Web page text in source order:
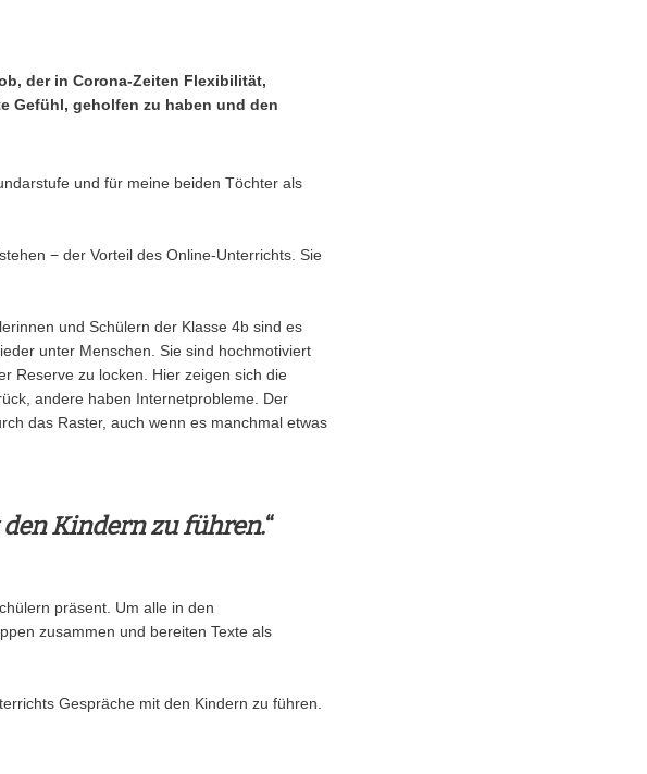
der in Corona-Zeiten Flexibilität,
Gefühl, geholfen zu haben und den
und für meine beiden Töchter als
− der Vorteil des Online-Unterrichts. Sie
und Schülern der Klasse 4b sind es
unter Menschen. Sie sind hochmotiviert
Reserve zu locken. Hier zeigen sich die
andere haben Internetprobleme. Der
das Raster, auch wenn es manchmal etwas
Kindern zu führen.“
präsent. Um alle in den
zusammen und bereiten Texte als
Gespräche mit den Kindern zu führen.